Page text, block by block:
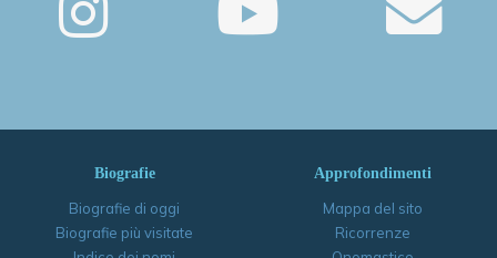
Biografie
Biografie di oggi
Biografie più visitate
Approfondimenti
Mappa del sito
Ricorrenze